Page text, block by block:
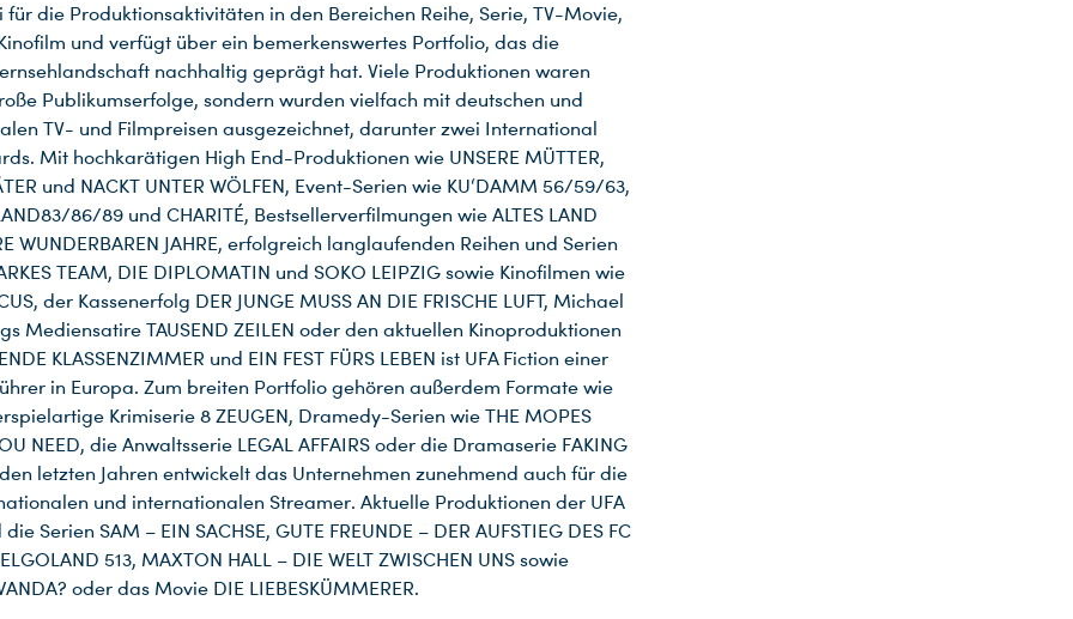
für die Produktionsaktivitäten in den Bereichen Reihe, Serie, TV-Movie,
und verfügt über ein bemerkenswertes Portfolio, das die
nachhaltig geprägt hat. Viele Produktionen waren
Publikumserfolge, sondern wurden vielfach mit deutschen und
TV- und Filmpreisen ausgezeichnet, darunter zwei International
Mit hochkarätigen High End-Produktionen wie UNSERE MÜTTER,
und NACKT UNTER WÖLFEN, Event-Serien wie KU‘DAMM 56/59/63,
86/89 und CHARITÉ, Bestsellerverfilmungen wie ALTES LAND
WUNDERBAREN JAHRE, erfolgreich langlaufenden Reihen und Serien
TEAM, DIE DIPLOMATIN und SOKO LEIPZIG sowie Kinofilmen wie
der Kassenerfolg DER JUNGE MUSS AN DIE FRISCHE LUFT, Michael
Mediensatire TAUSEND ZEILEN oder den aktuellen Kinoproduktionen
KLASSENZIMMER und EIN FEST FÜRS LEBEN ist UFA Fiction einer
in Europa. Zum breiten Portfolio gehören außerdem Formate wie
Krimiserie 8 ZEUGEN, Dramedy-Serien wie THE MOPES
NEED, die Anwaltsserie LEGAL AFFAIRS oder die Dramaserie FAKING
den letzten Jahren entwickelt das Unternehmen zunehmend auch für die
und internationalen Streamer. Aktuelle Produktionen der UFA
Serien SAM – EIN SACHSE, GUTE FREUNDE – DER AUFSTIEG DES FC
513, MAXTON HALL – DIE WELT ZWISCHEN UNS sowie
oder das Movie DIE LIEBESKÜMMERER.